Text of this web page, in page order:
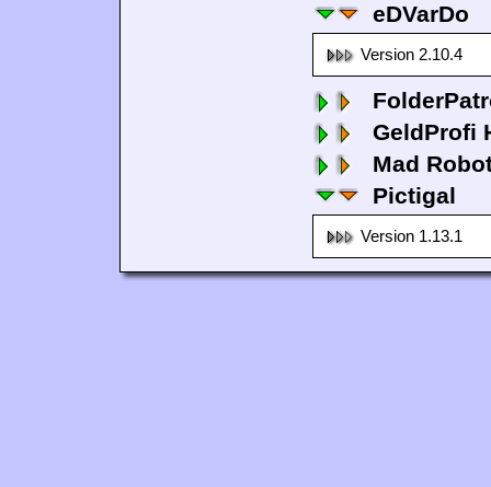
eDVarDo
Version 2.10.4
GeldProfi
Mad
Pictigal
Version 1.13.1